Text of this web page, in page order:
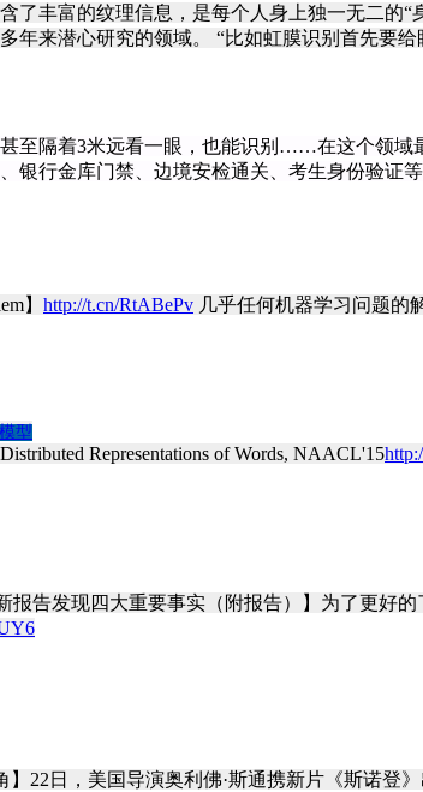
了丰富的纹理信息，是每个人身上独一无二
年来潜心研究的领域。 “比如虹膜识别首先要
至隔着3米远看一眼，也能识别……在这个领
银行金库门禁、边境安检通关、考生身份验证
】 http://t.cn/RtABePv 几乎任何机器学习问题的
型
Representations of Words, NAACL'15
报告发现四大重要事实（附报告）】为了更好
】22日，美国导演奥利佛·斯通携新片《斯诺